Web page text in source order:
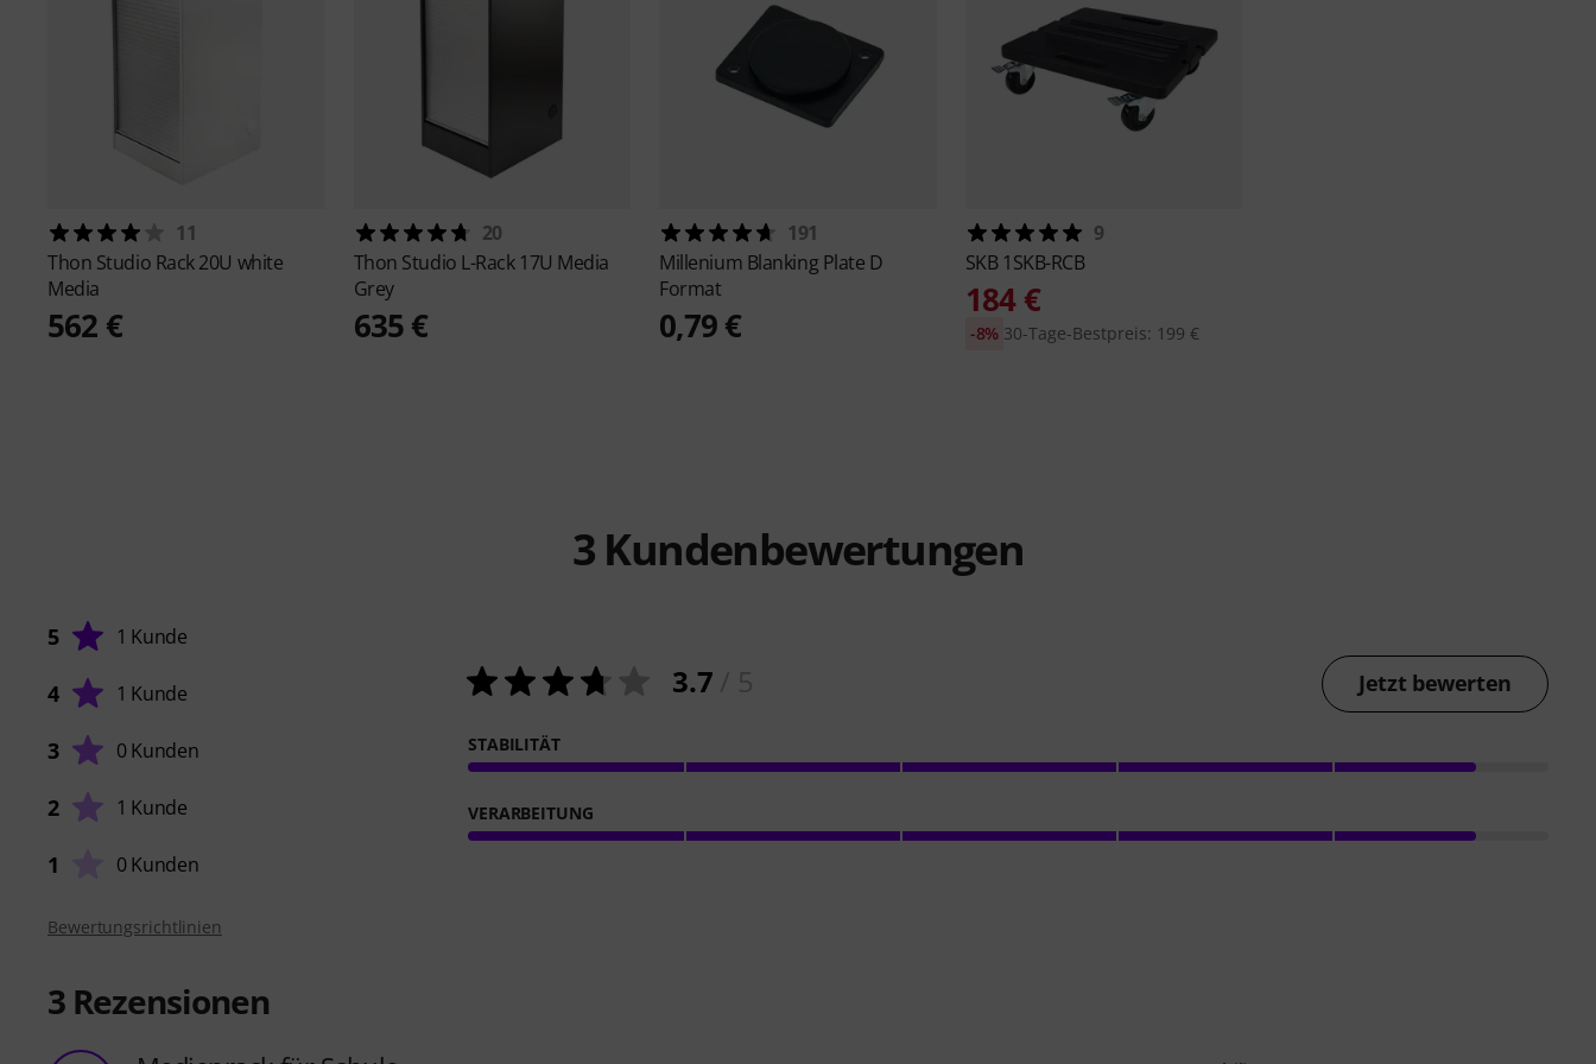
11
Thon Studio Rack 20U white
Media
562 €
20
Thon Studio L-Rack 17U Media
Grey
635 €
191
Millenium Blanking Plate D
Format
0,79 €
9
SKB 1SKB-RCB
184 €
30-Tage-Bestpreis: 199 €
-8%
3 Kundenbewertungen
5 1 Kunde
4 1 Kunde
3 0 Kunden
2 1 Kunde
1 0 Kunden
3.7 Jetzt bewerten
STABILITÄT
VERARBEITUNG
Bewertungsrichtlinien
3 Rezensionen